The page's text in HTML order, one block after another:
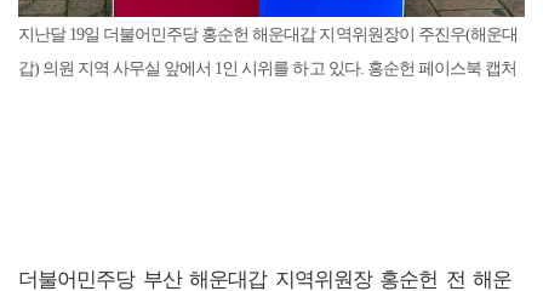
지난달 19일 더불어민주당 홍순헌 해운대갑 지역위원장이 주진우(해운대
갑) 의원 지역 사무실 앞에서 1인 시위를 하고 있다. 홍순헌 페이스북 캡처
더불어민주당 부산 해운대갑 지역위원장 홍순헌 전 해운